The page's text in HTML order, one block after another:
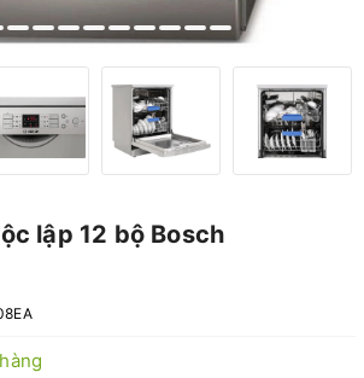
lập 12 bộ Bosch